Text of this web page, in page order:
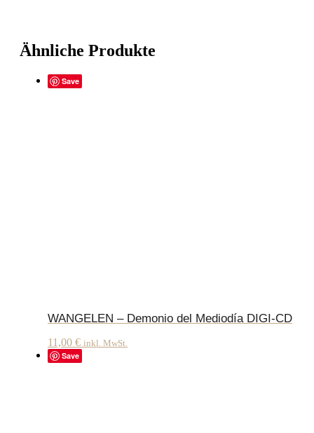
Ähnliche Produkte
Save
WANGELEN – Demonio del Mediodía DIGI-CD
11,00 € inkl. MwSt.
Save